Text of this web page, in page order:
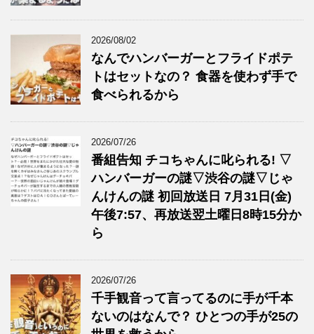
2026/08/02
なんでハンバーガーとフライドポテ
トはセットなの？ 食器を使わず手で
食べられるから
2026/07/26
番組告知 チコちゃんに叱られる! ▽
ハンバーガーの謎▽渋谷の謎▽じゃ
んけんの謎 初回放送日 7月31日(金)
午後7:57、再放送翌土曜日8時15分か
ら
2026/07/26
千手観音って言ってるのに手が千本
ないのはなんで？ ひとつの手が25の